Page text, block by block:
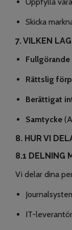
Skicka
7. VILKEN
Fullgörande
Rättslig
Berättigat
Samtycke
8. HUR VI
8.1 DELNING
Vi delar dina
IT-